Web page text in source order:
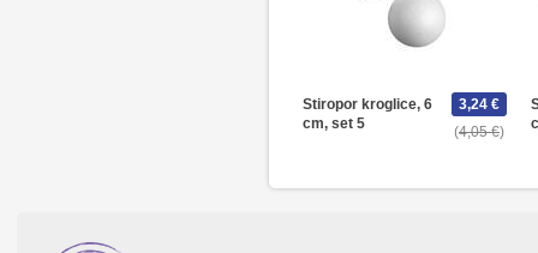
Stiropor kroglice, 6
cm, set 5
4,05 €
3,24 €